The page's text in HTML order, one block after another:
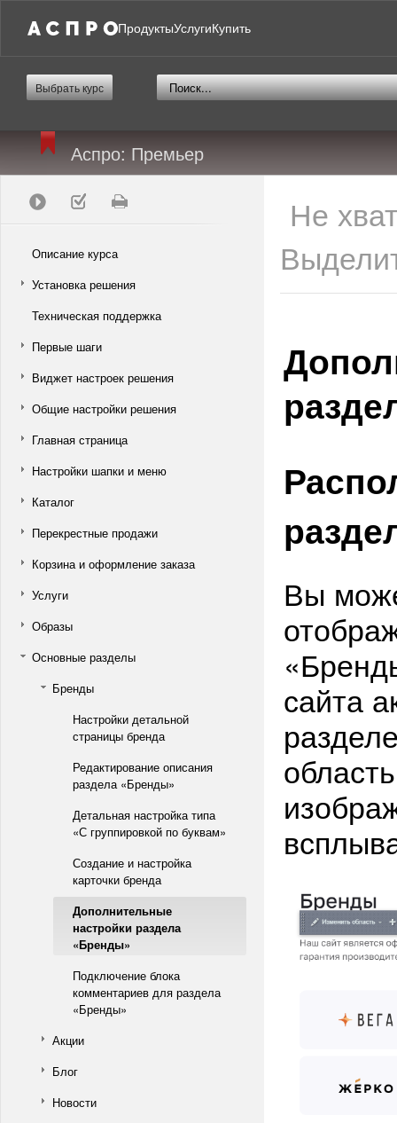
ПродуктыУслугиКупить
Выбрать курс
Аспро: Премьер
Описание курса
Установка решения
Техническая поддержка
Первые шаги
Виджет настроек решения
Общие настройки решения
Главная страница
Настройки шапки и меню
Каталог
Перекрестные продажи
Корзина и оформление заказа
Услуги
Образы
Основные разделы
Бренды
Настройки детальной
страницы бренда
Редактирование описания
раздела «Бренды»
Детальная настройка типа
«С группировкой по буквам»
Создание и настройка
карточки бренда
Дополнительные
настройки раздела
«Бренды»
Подключение блока
комментариев для раздела
«Бренды»
Акции
Блог
Новости
Не
Вы
сайта